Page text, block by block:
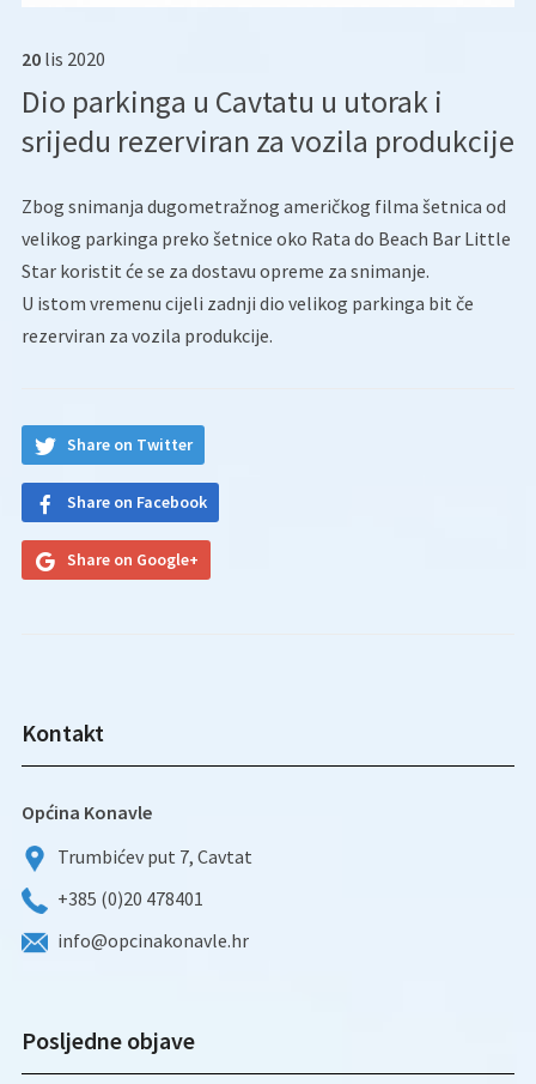
20 lis 2020
Dio parkinga u Cavtatu u utorak i
srijedu rezerviran za vozila produkcije
Zbog snimanja dugometražnog američkog filma šetnica od
velikog parkinga preko šetnice oko Rata do Beach Bar Little
Star koristit će se za dostavu opreme za snimanje.
U istom vremenu cijeli zadnji dio velikog parkinga bit če
rezerviran za vozila produkcije.
Share on Twitter
Share on Facebook
Share on Google+
Kontakt
Općina Konavle
Trumbićev put 7, Cavtat
+385 (0)20 478401
info@opcinakonavle.hr
Posljedne objave